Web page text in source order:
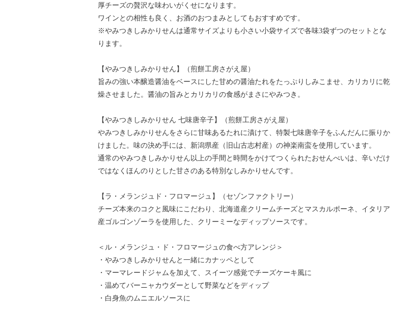
厚チーズの贅沢な味わいがくせになります。
ワインとの相性も良く、お酒のおつまみとしてもおすすめです。
※やみつきしみかりせんは通常サイズよりも小さい小袋サイズで各味3袋ずつのセットとな
ります。
【やみつきしみかりせん】（煎餅工房さがえ屋）
旨みの強い本醸造醤油をベースにした甘めの醤油たれをたっぷりしみこませ、カリカリに乾
燥させました。醤油の旨みとカリカリの食感がまさにやみつき。
【やみつきしみかりせん 七味唐辛子】（煎餅工房さがえ屋）
やみつきしみかりせんをさらに甘味あるたれに漬けて、特製七味唐辛子をふんだんに振りか
けました。味の決め手には、新潟県産（旧山古志村産）の神楽南蛮を使用しています。
通常のやみつきしみかりせん以上の手間と時間をかけてつくられたおせんべいは、辛いだけ
ではなくほんのりとした甘さのある特別なしみかりせんです。
【ラ・メランジュド・フロマージュ】（セゾンファクトリー）
チーズ本来のコクと風味にこだわり、北海道産クリームチーズとマスカルポーネ、イタリア
産ゴルゴンゾーラを使用した、クリーミーなディップソースです。
＜ル・メランジュ・ド・フロマージュの食べ方アレンジ＞
・やみつきしみかりせんと一緒にカナッペとして
・マーマレードジャムを加えて、スイーツ感覚でチーズケーキ風に
・温めてバーニャカウダーとして野菜などをディップ
・白身魚のムニエルソースに